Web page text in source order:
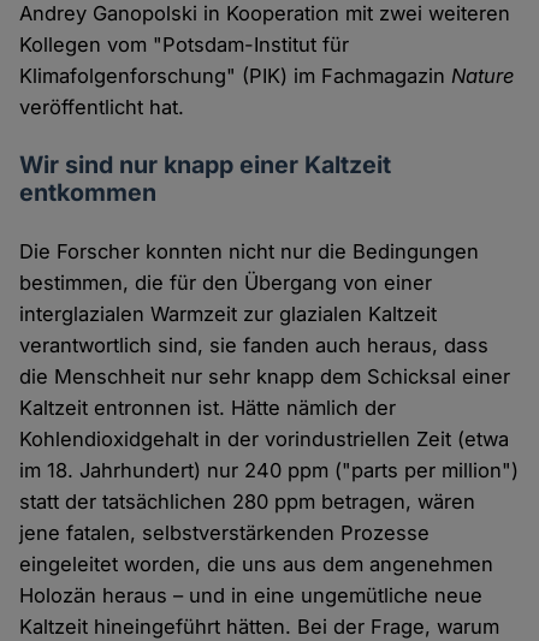
Andrey Ganopolski in Kooperation mit zwei weiteren
Kollegen vom "Potsdam-Institut für
Klimafolgenforschung" (PIK) im FachmagazinNature
veröffentlicht hat.
Wir sind nur knapp einer Kaltzeit
entkommen
Die Forscher konnten nicht nur die Bedingungen
bestimmen, die für den Übergang von einer
interglazialen Warmzeit zur glazialen Kaltzeit
verantwortlich sind, sie fanden auch heraus, dass
die Menschheit nur sehr knapp dem Schicksal einer
Kaltzeit entronnen ist. Hätte nämlich der
Kohlendioxidgehalt in der vorindustriellen Zeit (etwa
im 18. Jahrhundert) nur 240 ppm ("parts per million")
statt der tatsächlichen 280 ppm betragen, wären
jene fatalen, selbstverstärkenden Prozesse
eingeleitet worden, die uns aus dem angenehmen
Holozän heraus – und in eine ungemütliche neue
Kaltzeit hineingeführt hätten. Bei der Frage, warum